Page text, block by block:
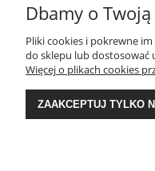
POMOC
Regulamin konkursu
Dbamy o
Pliki cookies i pokrewne
do sklepu lub dostosować
Więcej o plikach cookies
ZAAKCEPTUJ TYLKO